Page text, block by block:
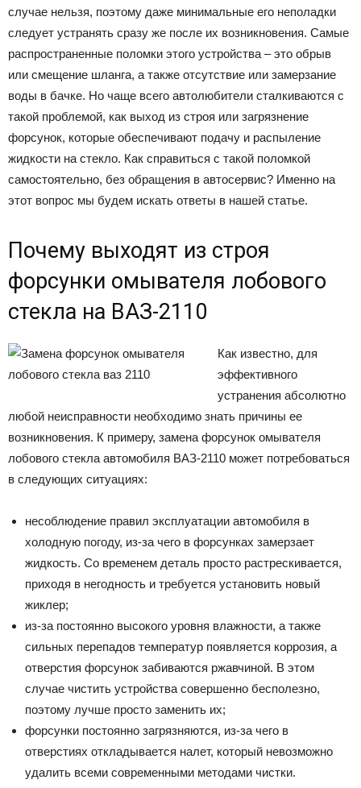
случае нельзя, поэтому даже минимальные его неполадки
следует устранять сразу же после их возникновения. Самые
распространенные поломки этого устройства – это обрыв
или смещение шланга, а также отсутствие или замерзание
воды в бачке. Но чаще всего автолюбители сталкиваются с
такой проблемой, как выход из строя или загрязнение
форсунок, которые обеспечивают подачу и распыление
жидкости на стекло. Как справиться с такой поломкой
самостоятельно, без обращения в автосервис? Именно на
этот вопрос мы будем искать ответы в нашей статье.
Почему выходят из строя
форсунки омывателя лобового
стекла на ВАЗ-2110
Как известно, для
эффективного
устранения абсолютно
любой неисправности необходимо знать причины ее
возникновения. К примеру, замена форсунок омывателя
лобового стекла автомобиля ВАЗ-2110 может потребоваться
в следующих ситуациях:
несоблюдение правил эксплуатации автомобиля в
холодную погоду, из-за чего в форсунках замерзает
жидкость. Со временем деталь просто растрескивается,
приходя в негодность и требуется установить новый
жиклер;
из-за постоянно высокого уровня влажности, а также
сильных перепадов температур появляется коррозия, а
отверстия форсунок забиваются ржавчиной. В этом
случае чистить устройства совершенно бесполезно,
поэтому лучше просто заменить их;
форсунки постоянно загрязняются, из-за чего в
отверстиях откладывается налет, который невозможно
удалить всеми современными методами чистки.